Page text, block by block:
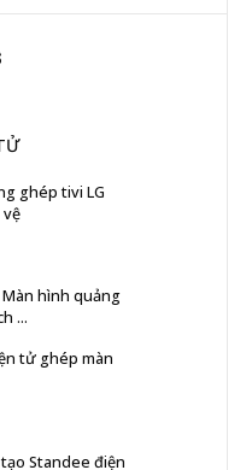
ghép tivi LG
hình quảng
...
tử ghép màn
Standee điện